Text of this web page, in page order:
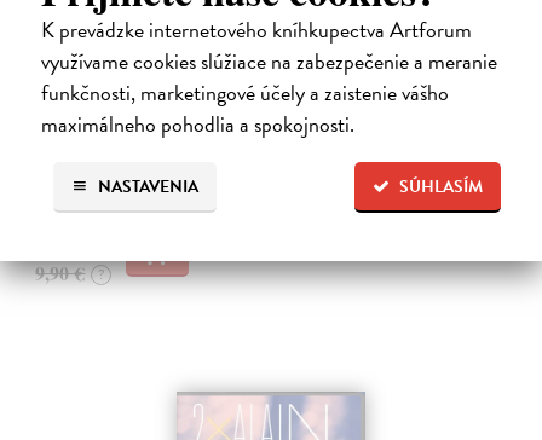
K prevádzke internetového kníhkupectva Artforum
využívame cookies slúžiace na zabezpečenie a meranie
funkčnosti, marketingové účely a zaistenie vášho
maximálneho pohodlia a spokojnosti.
SÚHLASÍM
NASTAVENIA
Krátke filmy / Short Films - Blu-ray Disc
Trančík Dušan| Film
Výber z krátkometrážnej tvorby režiséra Dušana Trančíka obsahuje
päť dokumentárnych a dva hrané filmy z rokov 1968 až 1974. Sú
medzi nimi zastúpené osobité autorské výpovede k súdobým
Zasielame do 30 dní
9,90 € ?